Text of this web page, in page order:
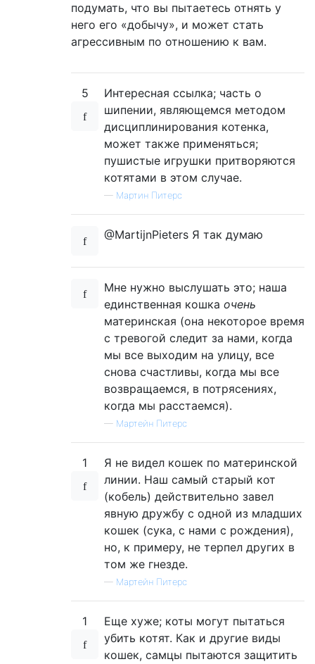
подумать, что вы пытаетесь отнять у
него его «добычу», и может стать
агрессивным по отношению к вам.
5
Интересная ссылка; часть о
шипении, являющемся методом
дисциплинирования котенка,
может также применяться;
пушистые игрушки притворяются
котятами в этом случае.
— Мартин Питерс
@MartijnPieters Я так думаю
Мне нужно выслушать это; наша
единственная кошка очень
материнская (она некоторое время
с тревогой следит за нами, когда
мы все выходим на улицу, все
снова счастливы, когда мы все
возвращаемся, в потрясениях,
когда мы расстаемся).
— Мартейн Питерс
1
Я не видел кошек по материнской
линии. Наш самый старый кот
(кобель) действительно завел
явную дружбу с одной из младших
кошек (сука, с нами с рождения),
но, к примеру, не терпел других в
том же гнезде.
— Мартейн Питерс
1
Еще хуже; коты могут пытаться
убить котят. Как и другие виды
кошек, самцы пытаются защитить